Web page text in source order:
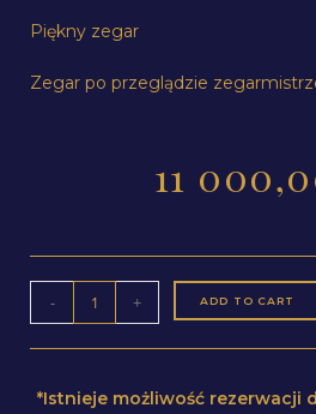
Piękny zegar
Zegar po przeglądzie
11
- + ADD TO CART
*Istnieje możliwość rezerwacji